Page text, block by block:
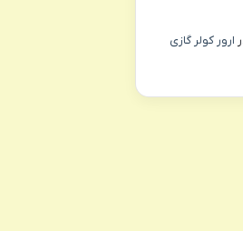
ارور کولر گازی